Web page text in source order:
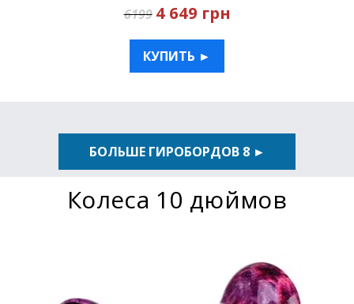
6199 4 649 грн
КУПИТЬ ►
БОЛЬШЕ ГИРОБОРДОВ 8 ►
Колеса 10 дюймов